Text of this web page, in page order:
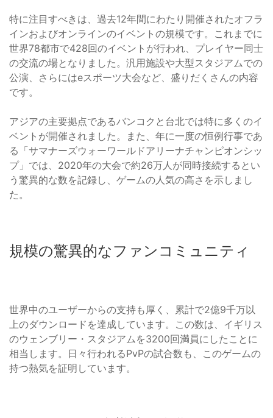
特に注目すべきは、過去12年間にわたり開催されたオフラ
インおよびオンラインのイベントの規模です。これまでに
世界78都市で428回のイベントが行われ、プレイヤー同士
の交流の場となりました。汎用施設や大型スタジアムでの
公演、さらにはeスポーツ大会など、盛りだくさんの内容
です。
アジアの主要拠点であるバンコクと台北では特に多くのイ
ベントが開催されました。また、年に一度の恒例行事であ
る「サマナーズウォーワールドアリーナチャンピオンシッ
プ」では、2020年の大会で約26万人が同時接続するとい
う驚異的な数を記録し、ゲームの人気の高さを示しまし
た。
規模の驚異的なファンコミュニティ
世界中のユーザーからの支持も厚く、累計で2億9千万以
上のダウンロードを達成しています。この数は、イギリス
のウェンブリー・スタジアムを3200回満員にしたことに
相当します。日々行われるPvPの試合数も、このゲームの
持つ熱気を証明しています。